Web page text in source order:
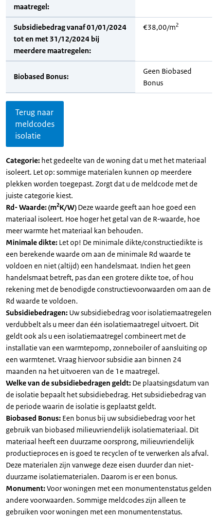
maatregel:
Subsidiebedrag vanaf 01/01/2024
tot en met 31/12/2024 bij
meerdere maatregelen:
€38,00/m2
Biobased Bonus:
Geen Biobased
Bonus
Terug naar
meldcodes
isolatie
Categorie: het gedeelte van de woning dat u met het materiaal
isoleert. Let op: sommige materialen kunnen op meerdere
plekken worden toegepast. Zorgt dat u de meldcode met de
juiste categorie kiest.
Rd- Waarde: (m2K/W) Deze waarde geeft aan hoe goed een
materiaal isoleert. Hoe hoger het getal van de R-waarde, hoe
meer warmte het materiaal kan behouden.
Minimale dikte: Let op! De minimale dikte/constructiedikte is
een berekende waarde om aan de minimale Rd waarde te
voldoen en niet (altijd) een handelsmaat. Indien het geen
handelsmaat betreft, pas dan een grotere dikte toe, of hou
rekening met de benodigde constructievoorwaarden om aan de
Rd waarde te voldoen.
Subsidiebedragen: Uw subsidiebedrag voor isolatiemaatregelen
verdubbelt als u meer dan één isolatiemaatregel uitvoert. Dit
geldt ook als u een isolatiemaatregel combineert met de
installatie van een warmtepomp, zonneboiler of aansluiting op
een warmtenet. Vraag hiervoor subsidie aan binnen 24
maanden na het uitvoeren van de 1e maatregel.
Welke van de subsidiebedragen geldt: De plaatsingsdatum van
de isolatie bepaalt het subsidiebedrag. Het subsidiebedrag van
de periode waarin de isolatie is geplaatst geldt.
Biobased Bonus: Een bonus bij uw subsidiebedrag voor het
gebruik van biobased milieuvriendelijk isolatiemateriaal. Dit
materiaal heeft een duurzame oorsprong, milieuvriendelijk
productieproces en is goed te recyclen of te verwerken als afval.
Deze materialen zijn vanwege deze eisen duurder dan niet-
duurzame isolatiematerialen. Daarom is er een bonus.
Monument:Voor woningen met een monumentenstatus gelden
andere voorwaarden. Sommige meldcodes zijn alleen te
gebruiken voor woningen met een monumentenstatus.